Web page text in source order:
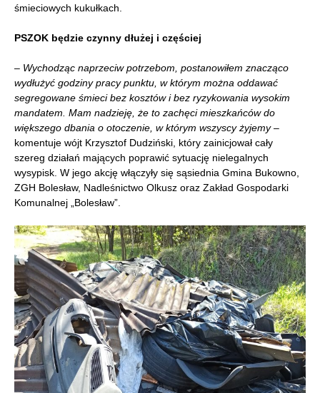
śmieciowych kukułkach.
PSZOK będzie czynny dłużej i częściej
– Wychodząc naprzeciw potrzebom, postanowiłem znacząco
wydłużyć godziny pracy punktu, w którym można oddawać
segregowane śmieci bez kosztów i bez ryzykowania wysokim
mandatem. Mam nadzieję, że to zachęci mieszkańców do
większego dbania o otoczenie, w którym wszyscy żyjemy–
komentuje wójt Krzysztof Dudziński, który zainicjował cały
szereg działań mających poprawić sytuację nielegalnych
wysypisk. W jego akcję włączyły się sąsiednia Gmina Bukowno,
ZGH Bolesław, Nadleśnictwo Olkusz oraz Zakład Gospodarki
Komunalnej „Bolesław”.